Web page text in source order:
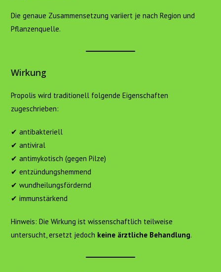
Die genaue Zusammensetzung variiert je nach Region und
Pflanzenquelle.
Wirkung
Propolis wird traditionell folgende Eigenschaften
zugeschrieben:
✔ antibakteriell
✔ antiviral
✔ antimykotisch (gegen Pilze)
✔ entzündungshemmend
✔ wundheilungsfördernd
✔ immunstärkend
Hinweis: Die Wirkung ist wissenschaftlich teilweise
untersucht, ersetzt jedoch keine ärztliche Behandlung.